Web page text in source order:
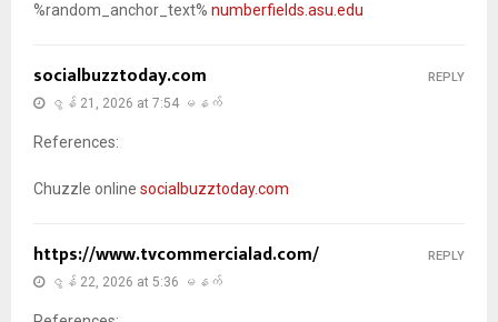
%random_anchor_text% numberfields.asu.edu
socialbuzztoday.com
ဇွန် 21, 2026 at 7:54 မနက်
References:
Chuzzle online socialbuzztoday.com
REPLY
https://www.tvcommercialad.com/
ဇွန် 22, 2026 at 5:36 မနက်
REPLY